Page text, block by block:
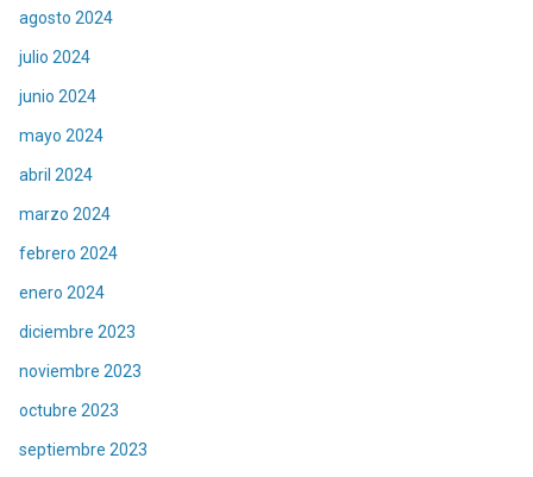
agosto 2024
julio 2024
junio 2024
mayo 2024
abril 2024
marzo 2024
febrero 2024
enero 2024
diciembre 2023
noviembre 2023
octubre 2023
septiembre 2023